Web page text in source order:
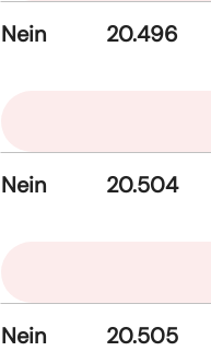
Nein 20.496
Nein 20.504
Nein 20.505